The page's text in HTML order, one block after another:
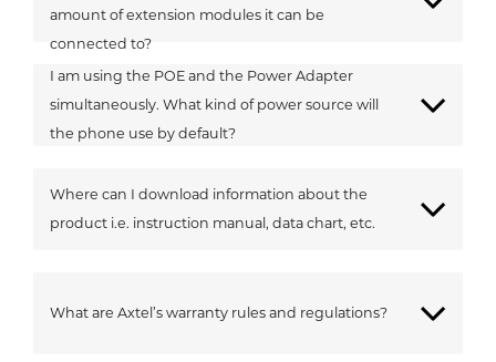
amount of extension modules it can be
connected to?
I am using the POE and the Power Adapter
simultaneously. What kind of power source will
the phone use by default?
Where can I download information about the
product i.e. instruction manual, data chart, etc.
What are Axtel’s warranty rules and regulations?